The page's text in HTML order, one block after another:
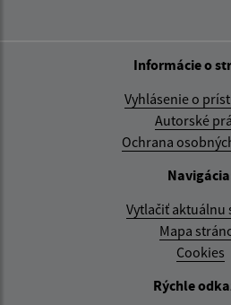
Informácie o
Vyhlásenie o
Autorské
Ochrana
Vytlačiť aktuálnu
Mapa
Cookies
Rýchle